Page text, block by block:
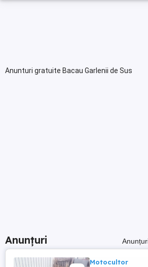
Anunturi gratuite Bacau Garlenii de Sus
Anunțuri
Motocultor